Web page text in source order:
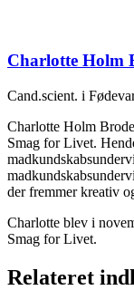
Charlotte Holm
Cand.scient. i
Charlotte Holm
Smag for Livet.
der fremmer kreativ
Charlotte blev i
Smag for Livet.
Relateret